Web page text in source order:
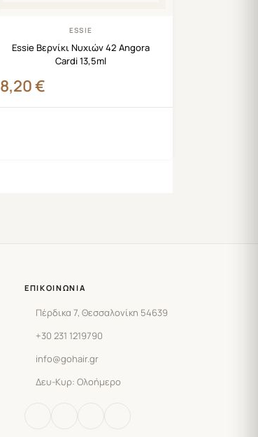
ESSIE
Essie Βερνίκι Νυχιών 42 Angora
Cardi 13,5ml
8,20€
ΕΠΙΚΟΙΝΩΝΊΑ
Πέρδικα 7, Θεσσαλονίκη 54639
+30 231 1219790
info@gohair.gr
Δευ-Κυρ: Ολοήμερο